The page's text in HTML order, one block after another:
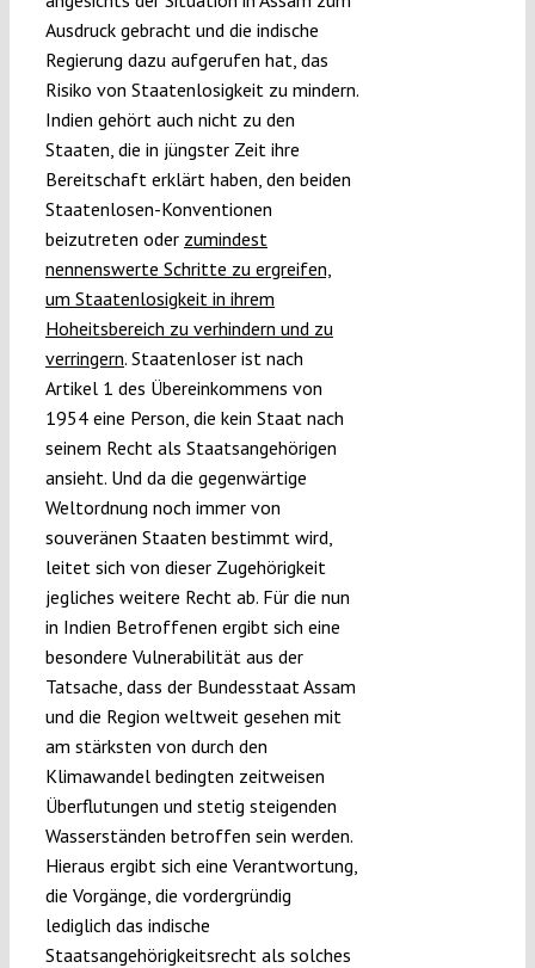
Ausdruck gebracht und die indische
Regierung dazu aufgerufen hat, das
Risiko von Staatenlosigkeit zu mindern.
Indien gehört auch nicht zu den
Staaten, die in jüngster Zeit ihre
Bereitschaft erklärt haben, den beiden
Staatenlosen-Konventionen
beizutreten oder zumindest
nennenswerte Schritte zu ergreifen,
um Staatenlosigkeit in ihrem
Hoheitsbereich zu verhindern und zu
verringern. Staatenloser ist nach
Artikel 1 des Übereinkommens von
1954 eine Person, die kein Staat nach
seinem Recht als Staatsangehörigen
ansieht. Und da die gegenwärtige
Weltordnung noch immer von
souveränen Staaten bestimmt wird,
leitet sich von dieser Zugehörigkeit
jegliches weitere Recht ab. Für die nun
in Indien Betroffenen ergibt sich eine
besondere Vulnerabilität aus der
Tatsache, dass der Bundesstaat Assam
und die Region weltweit gesehen mit
am stärksten von durch den
Klimawandel bedingten zeitweisen
Überflutungen und stetig steigenden
Wasserständen betroffen sein werden.
Hieraus ergibt sich eine Verantwortung,
die Vorgänge, die vordergründig
lediglich das indische
Staatsangehörigkeitsrecht als solches